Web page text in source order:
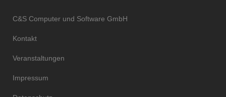
C&S Computer und Software GmbH
Kontakt
Veranstaltungen
Impressum